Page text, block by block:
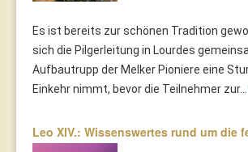
Es ist bereits zur schönen Tradition
sich die Pilgerleitung in Lourdes
Aufbautrupp der Melker Pioniere eine
Einkehr nimmt, bevor die Teilnehmer zur...
Leo XIV.: Wissenswertes rund um die